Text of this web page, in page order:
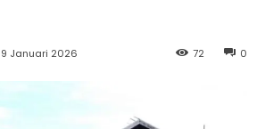
Januari 2026 0
72